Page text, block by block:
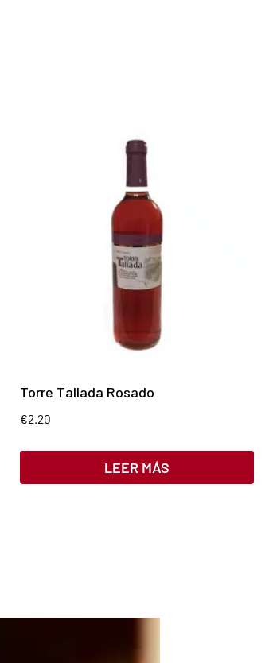
Torre Tallada Rosado
€2.20
LEER MÁS